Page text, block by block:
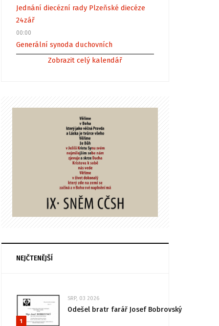
Jednání diecézní rady Plzeňské diecéze
24zář
00:00
Generální synoda duchovních
Zobrazit celý kalendář
NEJČTENĚJŠÍ
1
SRP, 03 2026
Odešel bratr farář Josef Bobrovský